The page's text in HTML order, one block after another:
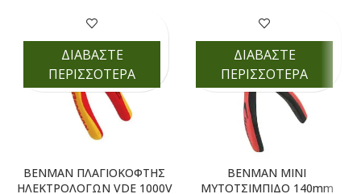
BENMAN ΠΛΑΓΙΟΚΟΦΤΗΣ
ΗΛΕΚΤΡΟΛΟΓΩΝ VDE 1000V
ΔΙΑΒΑΣΤΕ
ΠΕΡΙΣΣΟΤΕΡΑ
BENMAN ΜΙΝΙ
ΜΥΤΟΤΣΙΜΠΙΔΟ 140mm
ΔΙΑΒΑΣΤΕ
ΠΕΡΙΣΣΟΤΕΡΑ